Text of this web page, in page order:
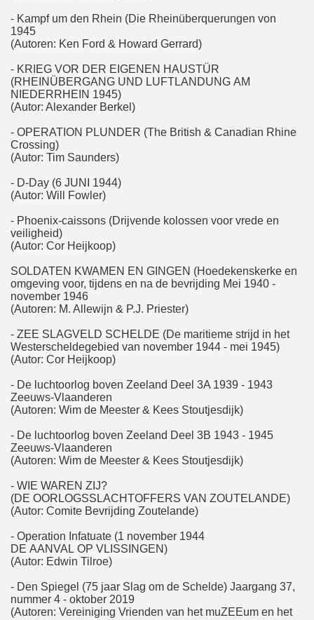
- Kampf um den Rhein (Die Rheinüberquerungen von
1945
(Autoren: Ken Ford & Howard Gerrard)
- KRIEG VOR DER EIGENEN HAUSTÜR
(RHEINÜBERGANG UND LUFTLANDUNG AM
NIEDERRHEIN 1945)
(Autor: Alexander Berkel)
- OPERATION PLUNDER (The British & Canadian Rhine
Crossing)
(Autor: Tim Saunders)
- D-Day (6 JUNI 1944)
(Autor: Will Fowler)
- Phoenix-caissons (Drijvende kolossen voor vrede en
veiligheid)
(Autor: Cor Heijkoop)
SOLDATEN KWAMEN EN GINGEN (Hoedekenskerke en
omgeving voor, tijdens en na de bevrijding Mei 1940 -
november 1946
(Autoren: M. Allewijn & P.J. Priester)
- ZEE SLAGVELD SCHELDE (De maritieme strijd in het
Westerscheldegebied van november 1944 - mei 1945)
(Autor: Cor Heijkoop)
- De luchtoorlog boven Zeeland Deel 3A 1939 - 1943
Zeeuws-Vlaanderen
(Autoren: Wim de Meester & Kees Stoutjesdijk)
- De luchtoorlog boven Zeeland Deel 3B 1943 - 1945
Zeeuws-Vlaanderen
(Autoren: Wim de Meester & Kees Stoutjesdijk)
- WIE WAREN ZIJ?
(DE OORLOGSSLACHTOFFERS VAN ZOUTELANDE)
(Autor: Comite Bevrijding Zoutelande)
- Operation Infatuate (1 november 1944
DE AANVAL OP VLISSINGEN)
(Autor: Edwin Tilroe)
- Den Spiegel (75 jaar Slag om de Schelde) Jaargang 37,
nummer 4 - oktober 2019
(Autoren: Vereiniging Vrienden van het muZEEum en het